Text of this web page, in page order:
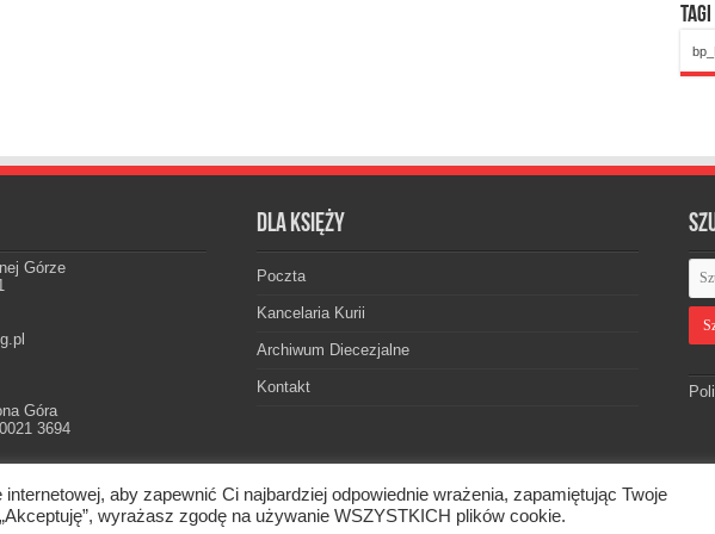
Tagi
Górze
Góra
3694
Dla księży
Poczta
Kancelaria Kurii
Archiwum Diecezjalne
Kontakt
Zielonogórsko-Gorzowskiej. © 2026. Wszelkie prawa zastrzeżone.
aby zapewnić Ci najbardziej odpowiednie wrażenia, zapamiętując Twoje
wyrażasz zgodę na używanie WSZYSTKICH plików cookie.